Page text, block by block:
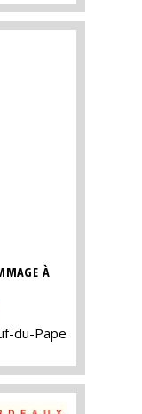
À
du-Pape